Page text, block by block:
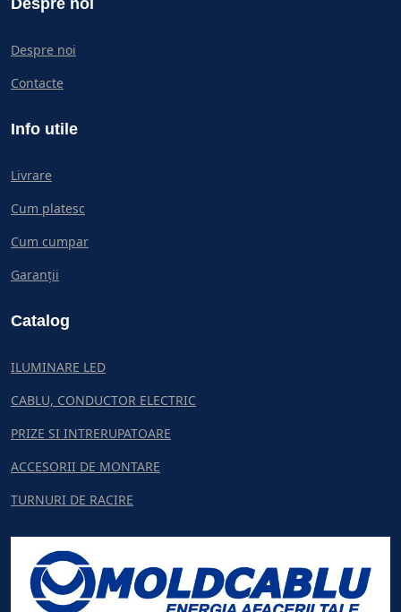
Despre noi
Despre noi
Contacte
Info utile
Livrare
Cum platesc
Cum cumpar
Garanții
Catalog
ILUMINARE LED
CABLU, CONDUCTOR ELECTRIC
PRIZE SI INTRERUPATOARE
ACCESORII DE MONTARE
TURNURI DE RACIRE